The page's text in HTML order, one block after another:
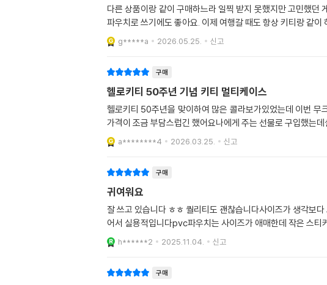
다른 상품이랑 같이 구매하느라 일찍 받지 못했지만 고민했던
파우치로 쓰기에도 좋아요. 이제 여행갈 때도 항상 키티랑 같
g*****a 2026.05.25. 신고
구매
헬로키티 50주년 기념 키티 멀티케이스
헬로키티 50주년을 맞이하여 많은 콜라보가있었는데 이번
가격이 조금 부담스럽긴 했어요나에게 주는 선물로 구입했는
a********4 2026.03.25. 신고
구매
귀여워요
잘 쓰고 있습니다 ㅎㅎ 퀄리티도 괜찮습니다사이즈가 생각보
어서 실용적입니다pvc파우치는 사이즈가 애매한데 작은 스티
h******2 2025.11.04. 신고
구매